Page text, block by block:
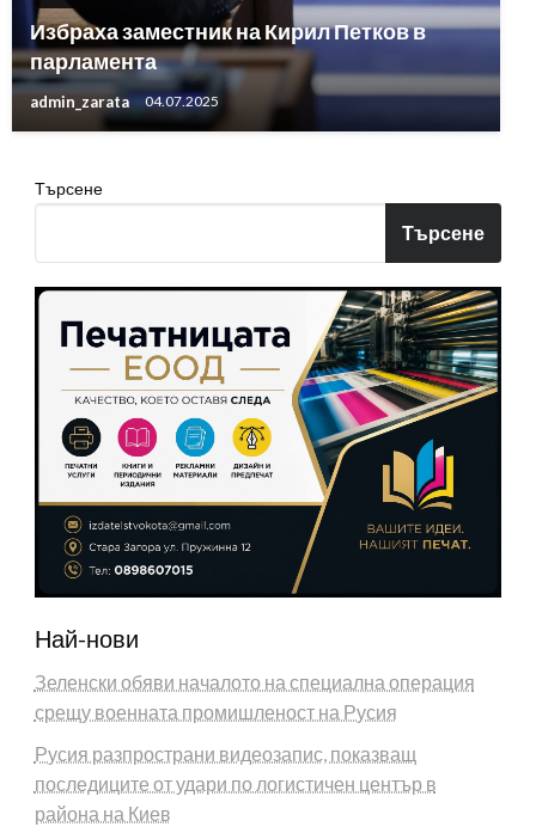
Избраха заместник на Кирил Петков в
парламента
admin_zarata 04.07.2025
Търсене
Търсене
Най-нови
Зеленски обяви началото на специална операция
срещу военната промишленост на Русия
Русия разпространи видеозапис, показващ
последиците от удари по логистичен център в
района на Киев